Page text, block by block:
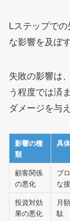
Lステップで
な影響を及ぼ
失敗の影響は
う程度では済
ダメージを与
影響の種
類
具
顧客関係
の悪化
ブ
な
投資対効
果の悪化
月
駄